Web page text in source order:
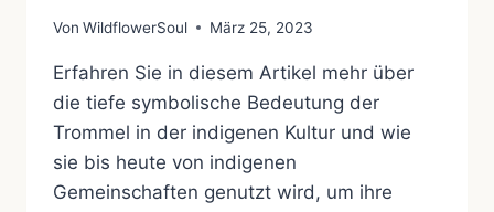
Von WildflowerSoul März 25, 2023
Erfahren Sie in diesem Artikel mehr über
die tiefe symbolische Bedeutung der
Trommel in der indigenen Kultur und wie
sie bis heute von indigenen
Gemeinschaften genutzt wird, um ihre